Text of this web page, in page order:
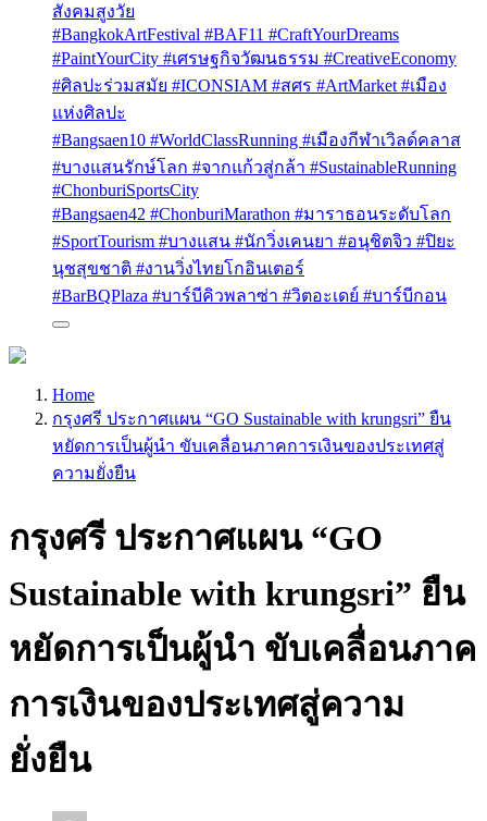
สังคมสูงวัย
#BangkokArtFestival #BAF11 #CraftYourDreams
#PaintYourCity #เศรษฐกิจวัฒนธรรม #CreativeEconomy
#ศิลปะร่วมสมัย #ICONSIAM #สศร #ArtMarket #เมือง
แห่งศิลปะ
#Bangsaen10 #WorldClassRunning #เมืองกีฬาเวิลด์คลาส
#บางแสนรักษ์โลก #จากแก้วสู่กล้า #SustainableRunning
#ChonburiSportsCity
#Bangsaen42 #ChonburiMarathon #มาราธอนระดับโลก
#SportTourism #บางแสน #นักวิ่งเคนยา #อนุชิตจิว #ปิยะ
นุชสุขชาติ #งานวิ่งไทยโกอินเตอร์
#BarBQPlaza #บาร์บีคิวพลาซ่า #วิตอะเดย์ #บาร์บีกอน
Home
กรุงศรี ประกาศแผน “GO Sustainable with krungsri” ยืน
หยัดการเป็นผู้นำ ขับเคลื่อนภาคการเงินของประเทศสู่
ความยั่งยืน
กรุงศรี ประกาศแผน “GO
Sustainable with krungsri” ยืน
หยัดการเป็นผู้นำ ขับเคลื่อนภาค
การเงินของประเทศสู่ความ
ยั่งยืน